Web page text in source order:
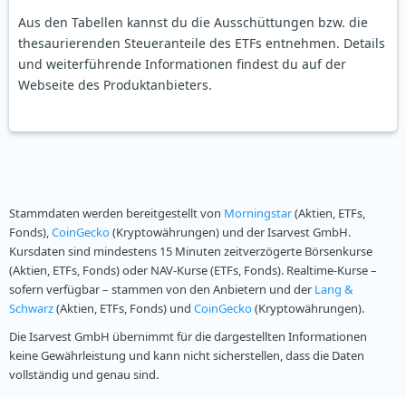
Aus den Tabellen kannst du die Ausschüttungen bzw. die
thesaurierenden Steueranteile des ETFs entnehmen. Details
und weiterführende Informationen findest du auf der
Webseite des Produktanbieters.
Stammdaten werden bereitgestellt von Morningstar(Aktien, ETFs,
Fonds),CoinGecko(Kryptowährungen) und der Isarvest GmbH.
Kursdaten sind mindestens 15 Minuten zeitverzögerte Börsenkurse
(Aktien, ETFs, Fonds) oder NAV-Kurse (ETFs, Fonds). Realtime-Kurse –
sofern verfügbar – stammen von den Anbietern und der Lang &
Schwarz(Aktien, ETFs, Fonds) und CoinGecko(Kryptowährungen).
Die Isarvest GmbH übernimmt für die dargestellten Informationen
keine Gewährleistung und kann nicht sicherstellen, dass die Daten
vollständig und genau sind.